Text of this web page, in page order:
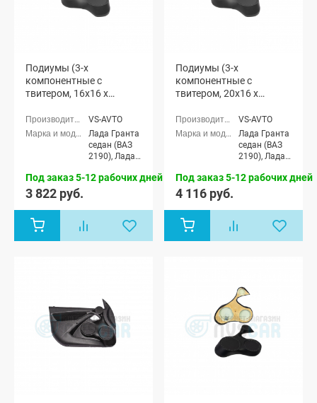
Подиумы (3-х
компонентные с
твитером, 16x16 x
avto" Лада Гранта (мод.
1)
VS-AVTO
Лада Гранта
седан (ВАЗ
2190), Лада
Спорт седан
лифтбек
(ВАЗ 2191)
Под заказ 5-12 рабочих дней
3 822 руб.
Подиумы (3-х
компонентные с
твитером, 20x16 x
avto" Лада Гранта (мод.
1)
VS-AVTO
Лада Гранта
седан (ВАЗ
2190), Лада
Спорт седан
лифтбек
(ВАЗ 2191)
Под заказ 5-12 рабочих дней
4 116 руб.